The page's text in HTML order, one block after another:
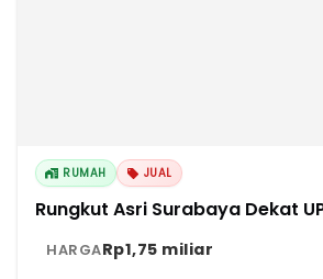
RUMAH JUAL
Rungkut Asri Surabaya Dekat
HARGARp1,75 miliar